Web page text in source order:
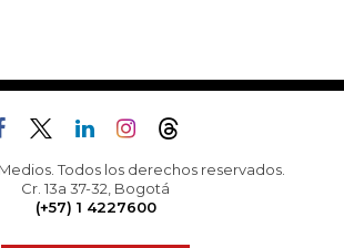
Todos los derechos reservados.
Cr. 13a 37-32, Bogotá
(+57) 1 4227600